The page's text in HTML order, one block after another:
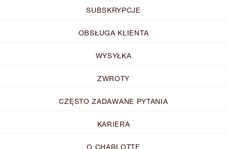
SUBSKRYPCJE
OBSŁUGA KLIENTA
WYSYŁKA
ZWROTY
CZĘSTO ZADAWANE PYTANIA
KARIERA
O CHARLOTTE